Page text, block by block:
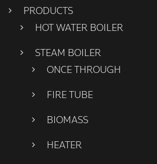
PRODUCTS
HOT WATER BOILER
STEAM BOILER
ONCE THROUGH
FIRE TUBE
BIOMASS
HEATER